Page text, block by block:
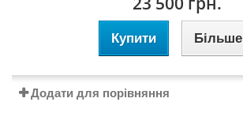
Купити Більше
Додати для порівняння